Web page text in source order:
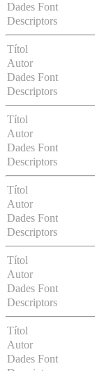
Dades Font
Descriptors
Títol
Autor
Dades Font
Descriptors
Títol
Autor
Dades Font
Descriptors
Títol
Autor
Dades Font
Descriptors
Títol
Autor
Dades Font
Descriptors
Títol
Autor
Dades Font